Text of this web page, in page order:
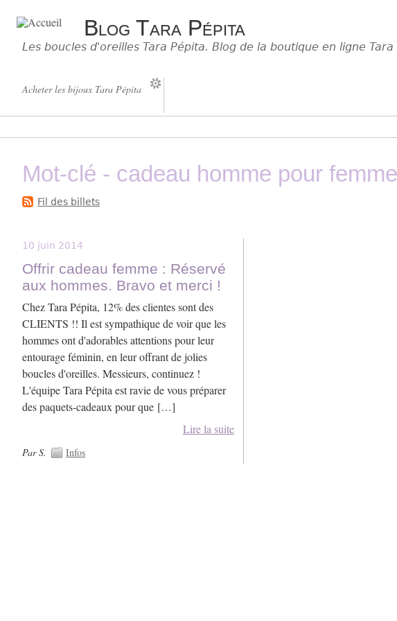
Blog Tara Pépita
Les boucles d'oreilles Tara Pépita. Blog de la boutique en ligne
Acheter les bijoux Tara Pépita
Mot-clé - cadeau homme pour femme
Fil des billets
10 juin 2014
Offrir cadeau femme : Réservé
aux hommes. Bravo et merci !
Chez Tara Pépita, 12% des clientes sont des
CLIENTS !! Il est sympathique de voir que les
hommes ont d'adorables attentions pour leur
entourage féminin, en leur offrant de jolies
boucles d'oreilles. Messieurs, continuez !
L'équipe Tara Pépita est ravie de vous préparer
des paquets-cadeaux pour que […]
Lire la suite
Par S. Infos